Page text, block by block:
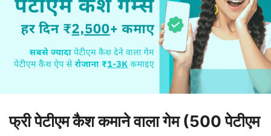
फ्री पेटीएम कैश कमाने वाला गेम (500 पेटीएम